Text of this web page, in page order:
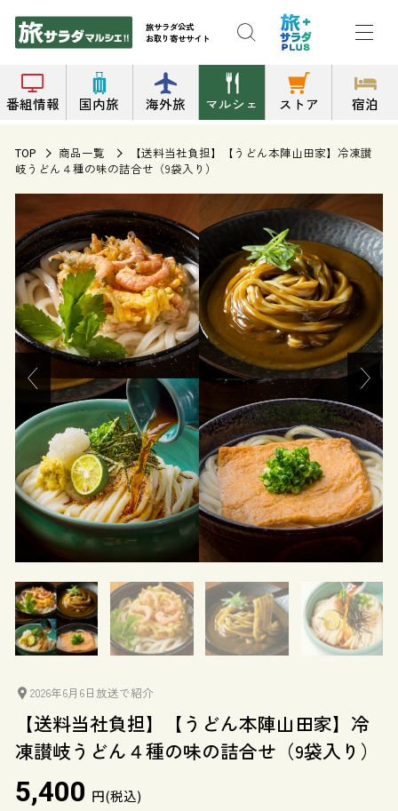
旅サラダ公式
お取り寄せサイト
番組情報 国内旅 海外旅 マルシェ ストア 宿泊
TOP 商品一覧
【送料当社負担】【うどん本陣山田家】冷凍讃
岐うどん４種の味の詰合せ（9袋入り）
2026年6月6日放送で紹介
【送料当社負担】【うどん本陣山田家】冷
凍讃岐うどん４種の味の詰合せ（9袋入り）
5,400 円(税込)